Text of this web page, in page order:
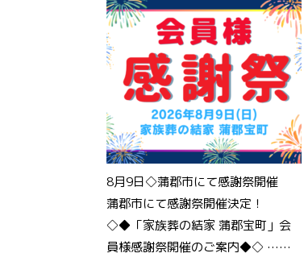
8月9日◇蒲郡市にて感謝祭開催
蒲郡市にて感謝祭開催決定！
◇◆「家族葬の結家 蒲郡宝町」会
員様感謝祭開催のご案内◆◇ ……